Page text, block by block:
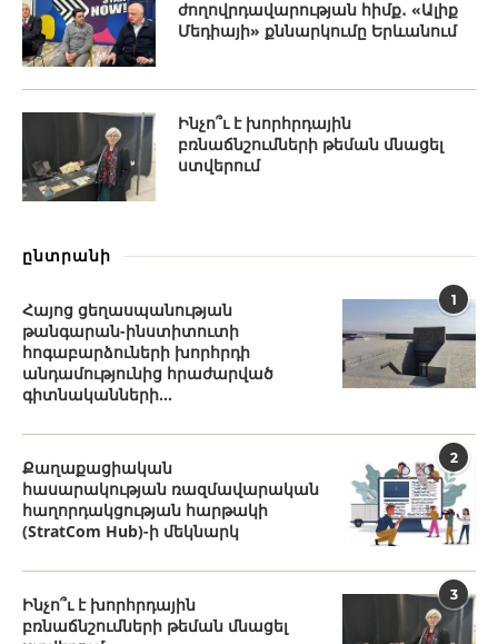
ժողովրդավարության հիմք․ «Ալիք
Մեդիայի» քննարկումը Երևանում
Ինչո՞ւ է խորհրդային
բռնաճնշումների թեման մնացել
ստվերում
ընտրանի
1
Հայոց ցեղասպանության
թանգարան-ինստիտուտի
հոգաբարձուների խորհրդի
անդամությունից հրաժարված
գիտնականների...
2
Քաղաքացիական
հասարակության ռազմավարական
հաղորդակցության հարթակի
(StratCom Hub)-ի մեկնարկ
3
Ինչո՞ւ է խորհրդային
բռնաճնշումների թեման մնացել